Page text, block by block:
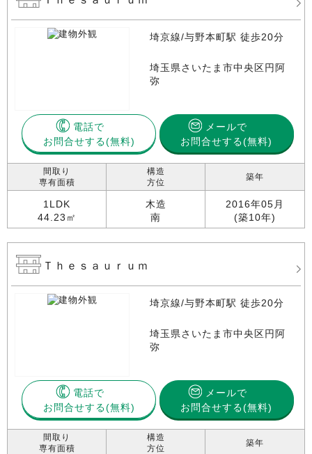
埼京線/与野本町駅 徒歩20分
埼玉県さいたま市中央区円阿
弥
電話で
お問合せする
メールで
お問合せする(無料)
間取り
専有面積
1LDK
44.23㎡
構造
方位
木造
南
築年
2016年05月
(築10年)
Ｔｈｅｓａｕｒｕｍ
埼京線/与野本町駅 徒歩20分
埼玉県さいたま市中央区円阿
弥
電話で
お問合せする
メールで
お問合せする(無料)
間取り
専有面積
構造
方位
築年